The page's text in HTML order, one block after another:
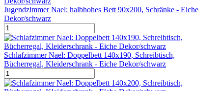
Jugendzimmer Nael: halbhohes Bett 90x200, Schränke - Eiche
Dekor/schwarz
Schlafzimmer Nael: Doppelbett 140x190, Schreibtisch,
Bücherregal, Kleiderschrank - Eiche Dekor/schwarz